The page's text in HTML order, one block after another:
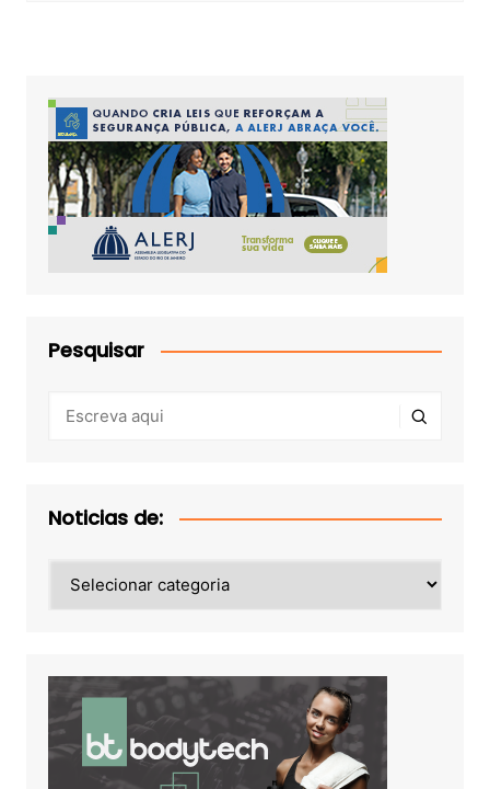
Pesquisar
Noticias de:
de: